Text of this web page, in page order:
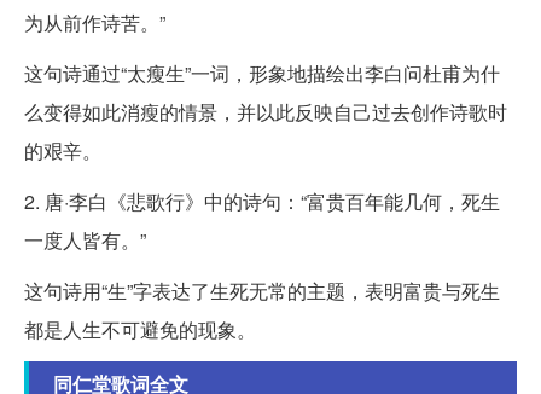
为从前作诗苦。”
这句诗通过“太瘦生”一词，形象地描绘出李白问杜甫为什
么变得如此消瘦的情景，并以此反映自己过去创作诗歌时
的艰辛。
2. 唐·李白《悲歌行》中的诗句：“富贵百年能几何，死生
一度人皆有。”
这句诗用“生”字表达了生死无常的主题，表明富贵与死生
都是人生不可避免的现象。
同仁堂歌词全文